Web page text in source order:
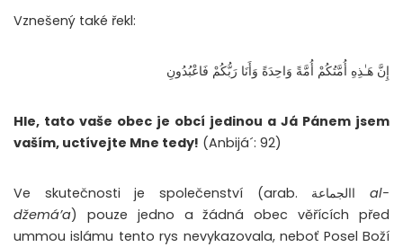
Vznešený také řekl:
إِنَّ هَـٰذِهِ أُمَّتُكُمْ أُمَّةً وَاحِدَةً وَأَنَا رَبُّكُمْ فَاعْبُدُونِ
Hle, tato vaše obec je obcí jedinou a Já Pánem jsem
vaším, uctívejte Mne tedy! (Anbijá´: 92)
Ve skutečnosti je společenství (arab. االجماعةal-
džemá’a) pouze jedno a žádná obec věřících před
ummou islámu tento rys nevykazovala, neboť Posel Boží